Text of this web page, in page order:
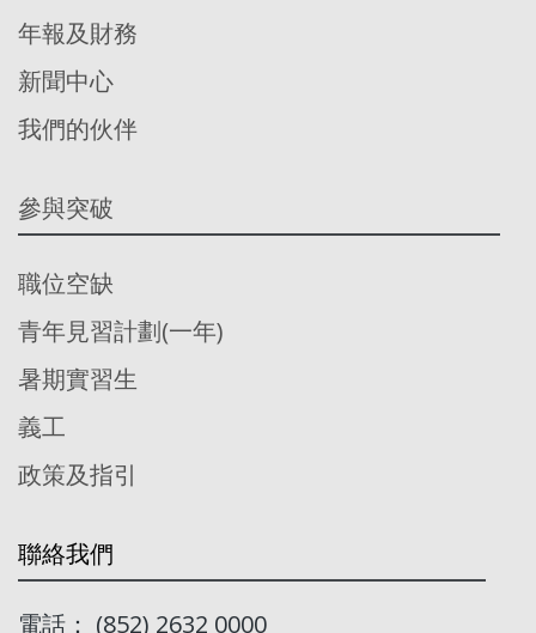
年報及財務
新聞中心
我們的伙伴
參與突破
職位空缺
青年見習計劃(一年)
暑期實習生
義工
政策及指引
聯絡我們
電話： (852) 2632 0000